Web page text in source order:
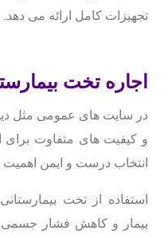
تجهیزات کامل ارائه می دهد.
اجاره تخت
در سایت های عمومی مثل
و کیفیت های متفاوت برای
انتخاب درست و ایمن اهمیت
استفاده از تخت
بیمار و کاهش فشار